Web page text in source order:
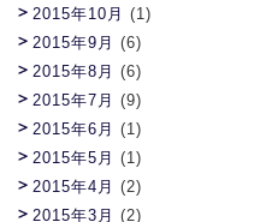
2015年10月 (1)
2015年9月 (6)
2015年8月 (6)
2015年7月 (9)
2015年6月 (1)
2015年5月 (1)
2015年4月 (2)
2015年3月 (2)